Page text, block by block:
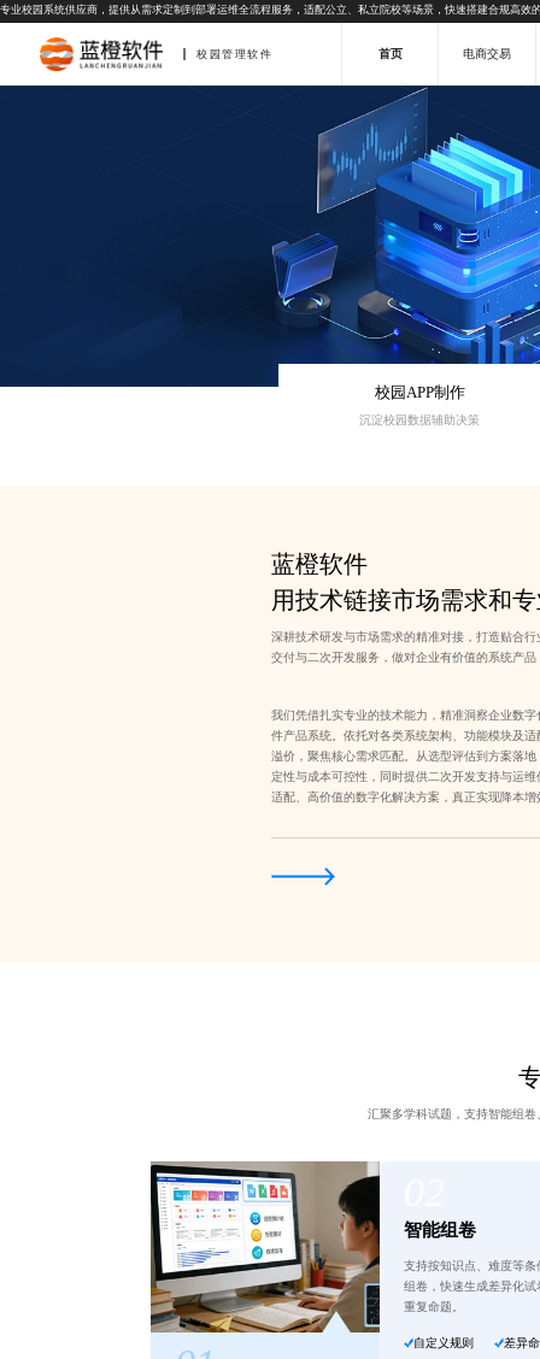
专业校园系统供应商，提供从需求定制到部署运维全流程服务，适配公立、私立院校等场景，快速搭建合规高效
校园管理软件 首页 电商交易
校园APP制作
沉淀校园数据辅助决策
蓝橙软件
用技术链接市场需求和
深耕技术研发与市场需求的精准对接，打造贴合
交付与二次开发服务，做对企业有价值的系统产品
我们凭借扎实专业的技术能力，精准洞察企业数
件产品系统。依托对各类系统架构、功能模块及
溢价，聚焦核心需求匹配。从选型评估到方案落
定性与成本可控性，同时提供二次开发支持与运
适配、高价值的数字化解决方案，真正实现降本增
汇聚多学科试题，支持智能组
智能组卷
支持按知识点、难度等条
组卷，快速生成差异化试
重复命题。
自定义规则 差异